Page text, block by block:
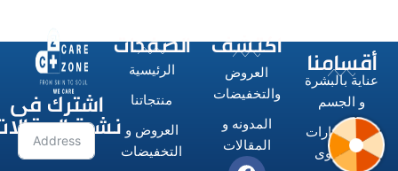
أقسامنا
عناية بالبشرة
و الجسم
الاستشوارات
و المكاوى
اكتشف
العروض
والتخفيضات
المدونه و
المقالات
الصفحات
الرئيسية
منتجاتنا
العروض و
التخفيضات
اشترك فى
نشرة